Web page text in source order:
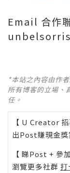
Email 合作
*本站之內容由作
所有博客的立場、
任。
【 U Creator 招
出Post賺現金
【 睇Post + 參
瀏覽更多社群 打